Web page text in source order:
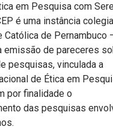
em Pesquisa com
é uma instância
Católica de Pernambuco
emissão de pareceres
pesquisas, vinculada a
de Ética em
por finalidade o
das pesquisas